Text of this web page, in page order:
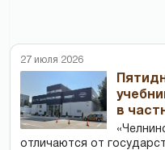
27 июля 2026
в
отличаются от